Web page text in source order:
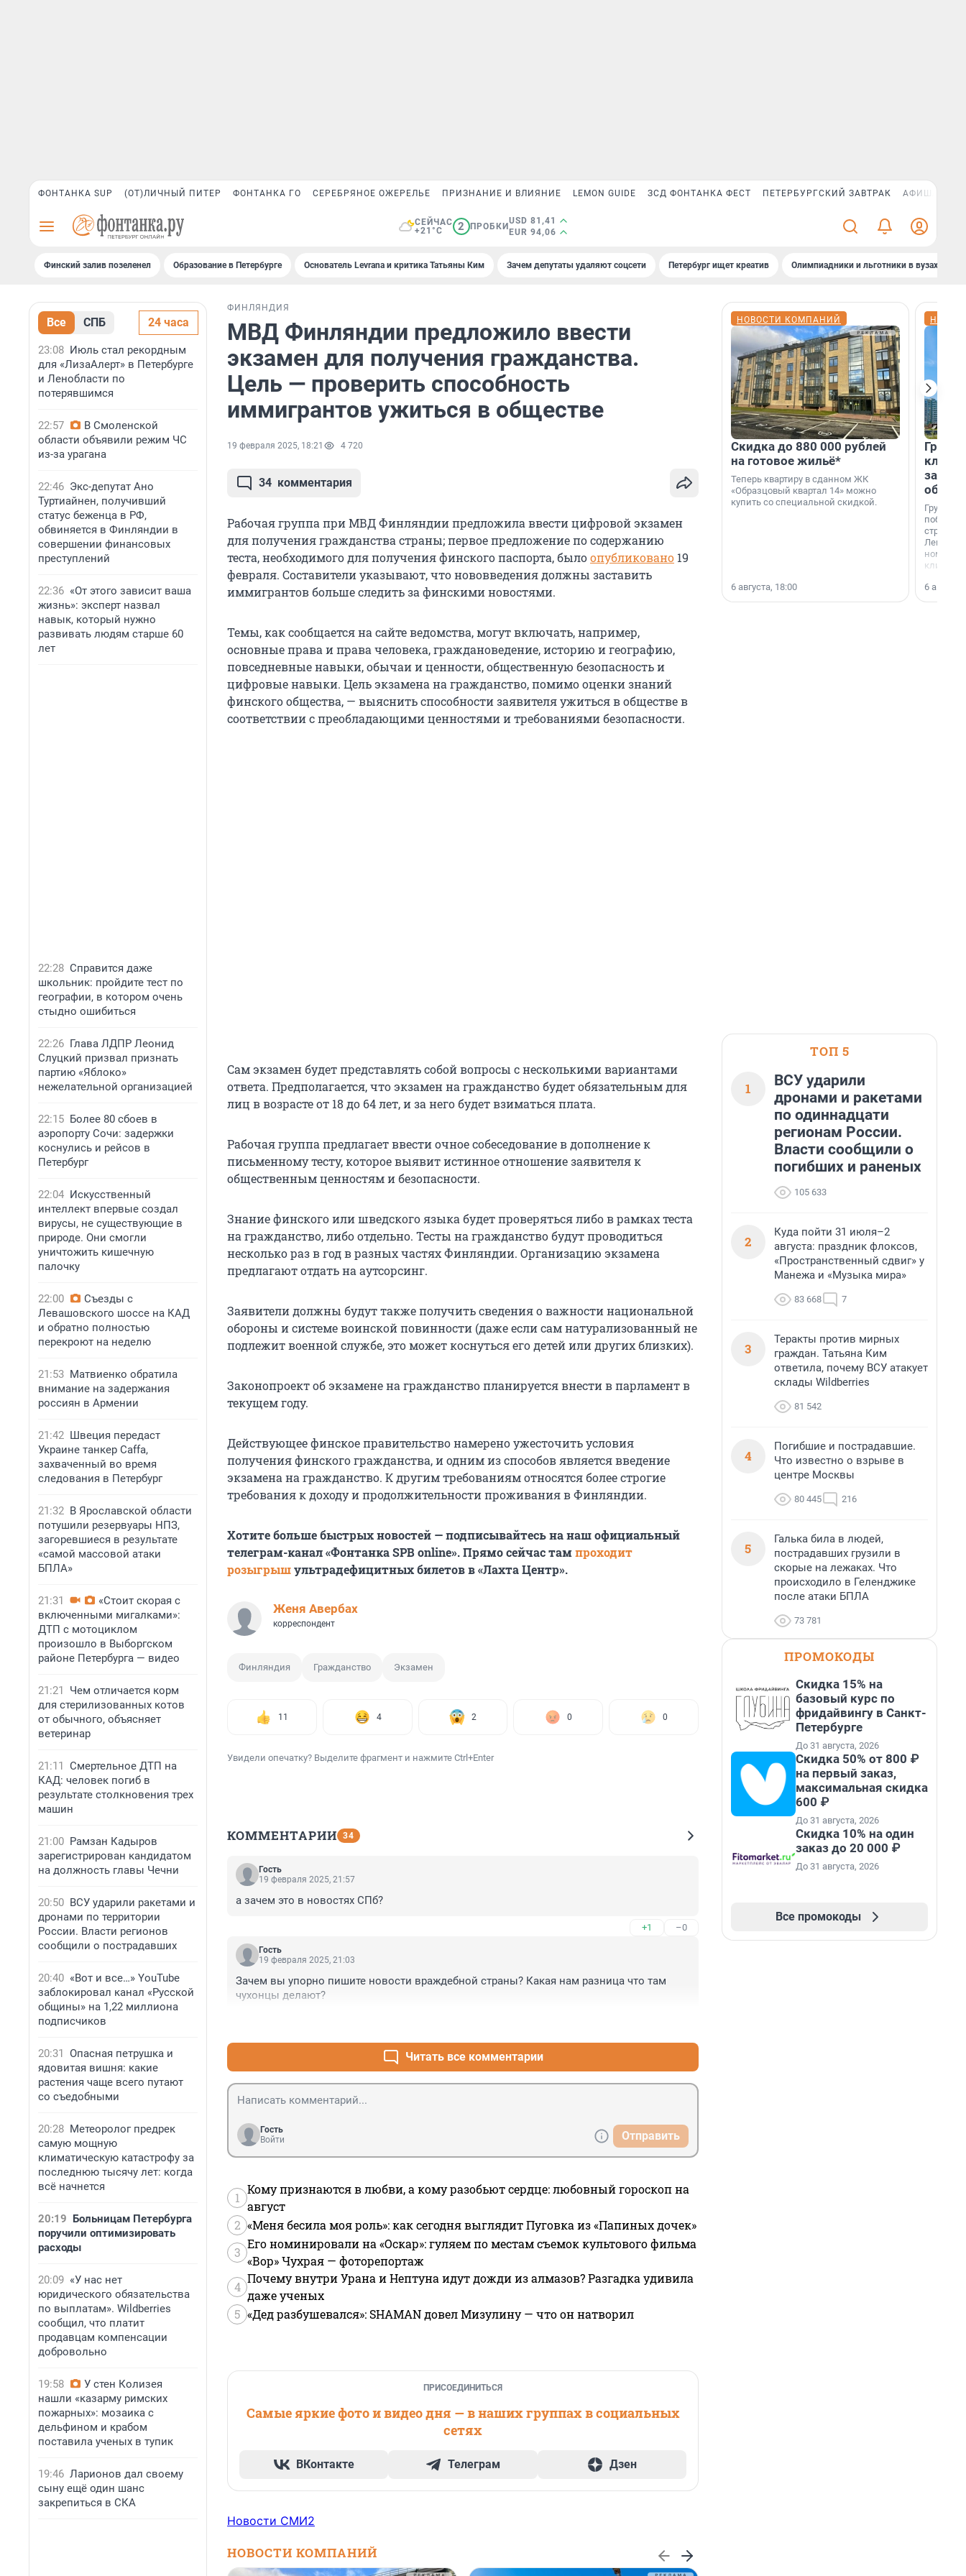
ФОНТАНКА SUP (ОТ)ЛИЧНЫЙ ПИТЕР ФОНТАНКА ГО СЕРЕБРЯНОЕ ОЖЕРЕЛЬЕ ПРИЗНАНИЕ И ВЛИЯНИЕ LEMON GUIDE ЗСД ФОНТАНКА ФЕСТ ПЕТЕРБУРГСКИЙ ЗАВТРАК АФИША PLUS
СЕЙЧАС
+21°C
2 ПРОБКИ
USD 81,41
EUR 94,06
Финский залив позеленел Образование в Петербурге Основатель Levrana и критика Татьяны Ким Зачем депутаты удаляют соцсети Петербург ищет креатив Олимпиадники и льготники в вузах СПб
Все СПБ 24 часа
23:08 Июль стал рекордным
для «ЛизаАлерт» в Петербурге
и Ленобласти по
потерявшимся
22:57
В Смоленской
области объявили режим ЧС
из-за урагана
22:46 Экс-депутат Ано
Туртиайнен, получивший
статус беженца в РФ,
обвиняется в Финляндии в
совершении финансовых
преступлений
22:36 «От этого зависит ваша
жизнь»: эксперт назвал
навык, который нужно
развивать людям старше 60
лет
22:28 Справится даже
школьник: пройдите тест по
географии, в котором очень
стыдно ошибиться
22:26 Глава ЛДПР Леонид
Слуцкий призвал признать
партию «Яблоко»
нежелательной организацией
22:15 Более 80 сбоев в
аэропорту Сочи: задержки
коснулись и рейсов в
Петербург
22:04 Искусственный
интеллект впервые создал
вирусы, не существующие в
природе. Они смогли
уничтожить кишечную
палочку
22:00
Съезды с
Левашовского шоссе на КАД
и обратно полностью
перекроют на неделю
21:53 Матвиенко обратила
внимание на задержания
россиян в Армении
21:42 Швеция передаст
Украине танкер Caffa,
захваченный во время
следования в Петербург
21:32 В Ярославской области
потушили резервуары НПЗ,
загоревшиеся в результате
«самой массовой атаки
БПЛА»
21:31
«Стоит скорая с
включенными мигалками»:
ДТП с мотоциклом
произошло в Выборгском
районе Петербурга — видео
21:21
Чем отличается корм
для стерилизованных котов
от обычного, объясняет
ветеринар
21:11 Смертельное ДТП на
КАД: человек погиб в
результате столкновения трех
машин
21:00 Рамзан Кадыров
зарегистрирован кандидатом
на должность главы Чечни
20:50 ВСУ ударили ракетами и
дронами по территории
России. Власти регионов
сообщили о пострадавших
20:40 «Вот и все…» YouTube
заблокировал канал «Русской
общины» на 1,22 миллиона
подписчиков
20:31 Опасная петрушка и
ядовитая вишня: какие
растения чаще всего путают
со съедобными
20:28 Метеоролог предрек
самую мощную
климатическую катастрофу за
последнюю тысячу лет: когда
всё начнется
20:19 Больницам Петербурга
поручили оптимизировать
расходы
20:09 «У нас нет
юридического обязательства
по выплатам». Wildberries
сообщил, что платит
продавцам компенсации
добровольно
19:58
У стен Колизея
нашли «казарму римских
пожарных»: мозаика с
дельфином и крабом
поставила ученых в тупик
19:46 Ларионов дал своему
сыну ещё один шанс
закрепиться в СКА
ФИНЛЯНДИЯ
МВД Финляндии предложило ввести
экзамен для получения гражданства.
Цель — проверить способность
иммигрантов ужиться в обществе
19 февраля 2025, 18:21 4 720
34 комментария
Рабочая группа при МВД Финляндии предложила ввести цифровой экзамен
для получения гражданства страны; первое предложение по содержанию
теста, необходимого для получения финского паспорта, былоопубликовано 19
февраля. Составители указывают, что нововведения должны заставить
иммигрантов больше следить за финскими новостями.
Темы, как сообщается на сайте ведомства, могут включать, например,
основные права и права человека, граждановедение, историю и географию,
повседневные навыки, обычаи и ценности, общественную безопасность и
цифровые навыки. Цель экзамена на гражданство, помимо оценки знаний
финского общества, — выяснить способности заявителя ужиться в обществе в
соответствии с преобладающими ценностями и требованиями безопасности.
Сам экзамен будет представлять собой вопросы с несколькими вариантами
ответа. Предполагается, что экзамен на гражданство будет обязательным для
лиц в возрасте от 18 до 64 лет, и за него будет взиматься плата.
Рабочая группа предлагает ввести очное собеседование в дополнение к
письменному тесту, которое выявит истинное отношение заявителя к
общественным ценностям и безопасности.
Знание финского или шведского языка будет проверяться либо в рамках теста
на гражданство, либо отдельно. Тесты на гражданство будут проводиться
несколько раз в год в разных частях Финляндии. Организацию экзамена
предлагают отдать на аутсорсинг.
Заявители должны будут также получить сведения о важности национальной
обороны и системе воинской повинности (даже если сам натурализованный не
подлежит военной службе, это может коснуться его детей или других близких).
Законопроект об экзамене на гражданство планируется внести в парламент в
текущем году.
Действующее финское правительство намереноужесточить условия
получения финского гражданства, и одним из способов является введение
экзамена на гражданство. К другим требованиям относятся более строгие
требования к доходу и продолжительности проживания в Финляндии.
Хотите больше быстрых новостей — подписывайтесь на наш официальный
телеграм-канал «Фонтанка SPB online». Прямо сейчас тампроходит
розыгрышультрадефицитных билетов в «Лахта Центр».
Женя Авербах
корреспондент
Финляндия Гражданство Экзамен
11 4 2 0 0
Увидели опечатку? Выделите фрагмент и нажмите Ctrl+Enter
КОММЕНТАРИИ 34
Гость
19 февраля 2025, 21:57
а зачем это в новостях СПб?
+1 –0
Гость
19 февраля 2025, 21:03
Зачем вы упорно пишите новости враждебной страны? Какая нам разница что там
чухонцы делают?
Читать все комментарии
Гость
Войти
Отправить
1
Кому признаются в любви, а кому разобьют сердце: любовный гороскоп на
август
2 «Меня бесила моя роль»: как сегодня выглядит Пуговка из «Папиных дочек»
3
Его номинировали на «Оскар»: гуляем по местам съемок культового фильма
«Вор» Чухрая — фоторепортаж
4
Почему внутри Урана и Нептуна идут дожди из алмазов? Разгадка удивила
даже ученых
5 «Дед разбушевался»: SHAMAN довел Мизулину — что он натворил
ПРИСОЕДИНИТЬСЯ
Самые яркие фото и видео дня — в наших группах в социальных
сетях
ВКонтакте Телеграм Дзен
Новости СМИ2
НОВОСТИ КОМПАНИЙ
НОВОСТИ КОМПАНИЙ
Скидка до 880 000 рублей
на готовое жильё*
Теперь квартиру в сданном ЖК
«Образцовый квартал 14» можно
купить со специальной скидкой.
6 августа, 18:00
Группа
области».
6
ТОП 5
1
ВСУ ударили
дронами и ракетами
по одиннадцати
регионам России.
Власти сообщили о
погибших и раненых
105 633
2
Куда пойти 31 июля–2
августа: праздник флоксов,
«Пространственный сдвиг» у
Манежа и «Музыка мира»
83 668 7
3
Теракты против мирных
граждан. Татьяна Ким
ответила, почему ВСУ атакует
склады Wildberries
81 542
4
Погибшие и пострадавшие.
Что известно о взрыве в
центре Москвы
80 445 216
5
Галька била в людей,
пострадавших грузили в
скорые на лежаках. Что
происходило в Геленджике
после атаки БПЛА
73 781
ПРОМОКОДЫ
Скидка 15% на
базовый курс по
фридайвингу в Санкт-
Петербурге
До 31 августа, 2026
Скидка 50% от 800 ₽
на первый заказ,
максимальная скидка
600 ₽
До 31 августа, 2026
Скидка 10% на один
заказ до 20 000 ₽
До 31 августа, 2026
Все промокоды